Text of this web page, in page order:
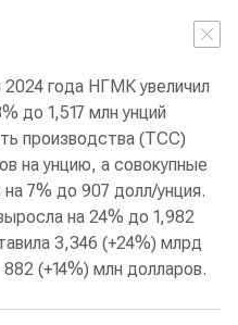
2024 года НГМК увеличил
до 1,517 млн унций
производства (ТСС)
на унцию, а совокупные
7% до 907 долл/унция.
на 24% до 1,982
3,346 (+24%) млрд
(+14%) млн долларов.